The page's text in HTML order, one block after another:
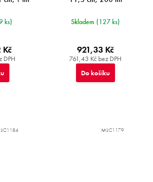
ks)
DPH
Kč
Skladem (127 ks)
761,43 Kč bez DPH
921,33 Kč
Do košíku
MIJC1179